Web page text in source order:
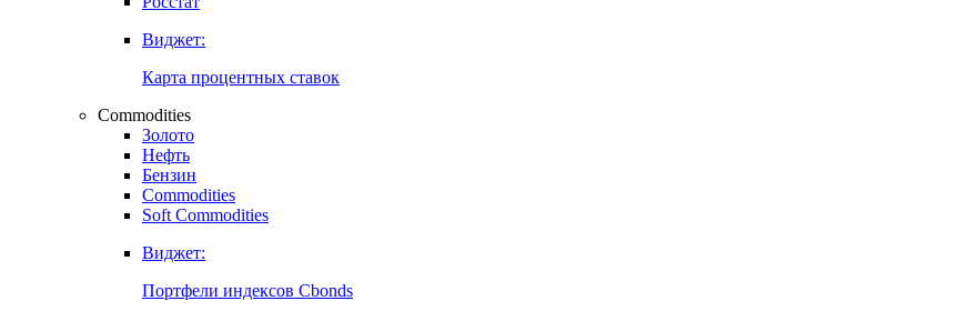
Макроэкономика
Страницы стран
Макроэкономика
Росстат
Виджет:
Карта процентных ставок
Commodities
Золото
Нефть
Бензин
Commodities
Soft Commodities